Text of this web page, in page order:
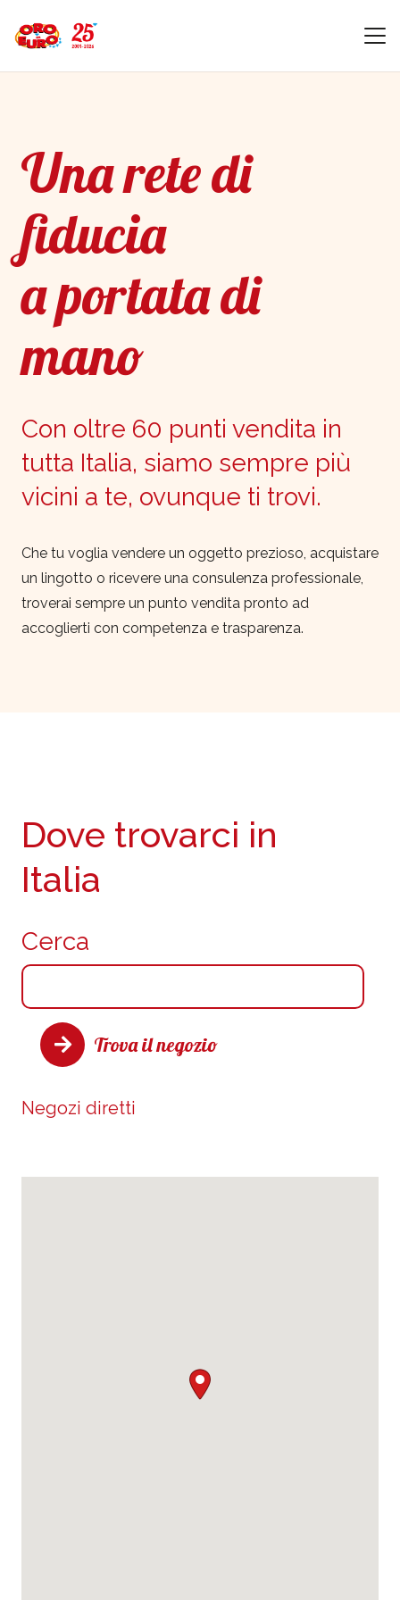
Una rete di
fiducia
a portata di
mano
Con oltre 60 punti vendita in
tutta Italia, siamo sempre più
vicini a te, ovunque ti trovi.
Che tu voglia vendere un oggetto prezioso, acquistare
un lingotto o ricevere una consulenza professionale,
troverai sempre un punto vendita pronto ad
accoglierti con competenza e trasparenza.
Cerca
Trova il negozio
Dove trovarci in
Italia
Negozi diretti